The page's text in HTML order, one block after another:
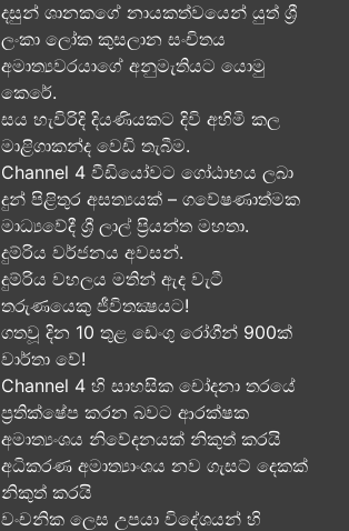
දසුන් ශානකගේ නායකත්වයෙන් යුත් ශ්‍රී
ලංකා ලෝක කුසලාන සංචිතය
අමාත්‍යවරයාගේ අනුමැතියට​ යොමු
කෙරේ.
සය හැවිරිදි දියණියකට දිවි අහිමි කල
මාළිගාකන්ද වෙඩි තැබීම​.
Channel 4 වීඩියෝවට ගෝඨාභය ලබා
දුන් පිළිතුර අසත්‍යයක් – ගවේෂණාත්මක
මාධ්‍යවේදී ශ්‍රී ලාල් ප්‍රියන්ත මහතා.
දුම්රිය වර්ජනය අවසන්.
දුම්රිය වහලය මතින් ඇද​ වැටී
තරුණයෙකු ජීවිතක්‍ෂයට​!
ගතවූ දින 10 තුළ ඩෙංගු රෝගීන් 900ක්
වාර්තා වේ!
Channel 4 හි සාහසික චෝදනා තරයේ
ප්‍රතික්ෂේප කරන බවට ආරක්ෂක
අමාත්‍යංශය නිවේදනයක් නිකුත් කරයි
අධිකරණ අමාත්‍යාංශය නව ගැසට් දෙකක්
නිකුත් කරයි
වංචනික ලෙස උපයා විදේශයන් හි